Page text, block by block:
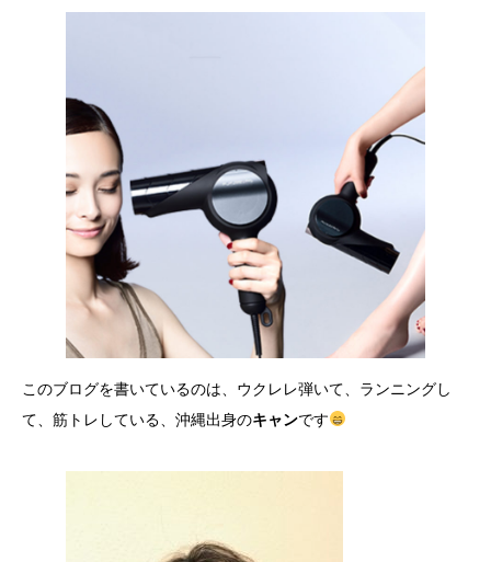
このブログを書いているのは、ウクレレ弾いて、ランニングし
て、筋トレしている、沖縄出身のキャンです